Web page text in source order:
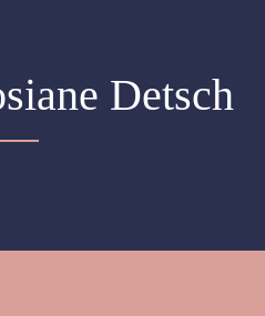
Detsch